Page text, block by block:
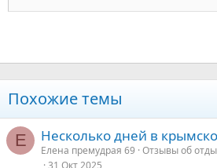
22
Times New Roman
Похожие темы
Е Несколько дней в
Елена премудрая 69 Отзывы об
31 Окт 2025